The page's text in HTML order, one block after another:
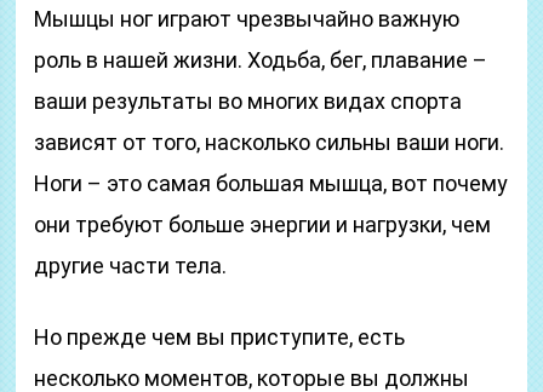
Мышцы ног играют чрезвычайно важную
роль в нашей жизни. Ходьба, бег, плавание –
ваши результаты во многих видах спорта
зависят от того, насколько сильны ваши ноги.
Ноги – это самая большая мышца, вот почему
они требуют больше энергии и нагрузки, чем
другие части тела.
Но прежде чем вы приступите, есть
несколько моментов, которые вы должны